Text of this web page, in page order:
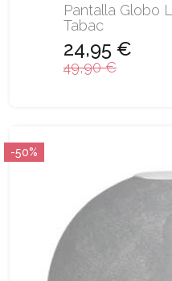
Pantalla Globo
Tabac
24,95 €
49,90 €
-50%